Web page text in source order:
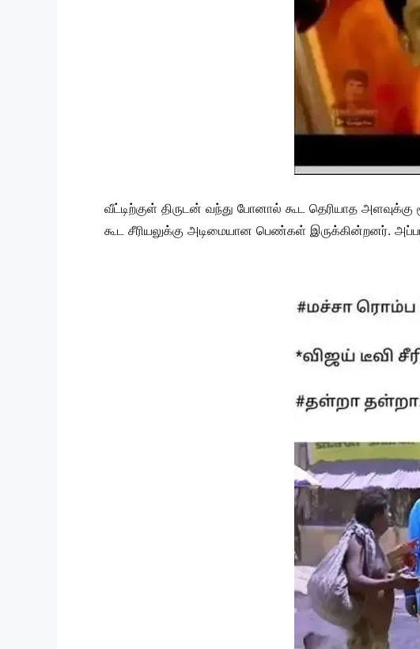
வீட்டிற்குள் திருடன் வந்து போனால் கூட தெரியாத
கூட சீரியலுக்கு அடிமையான பெண்கள் இருக்கின்றனர்.